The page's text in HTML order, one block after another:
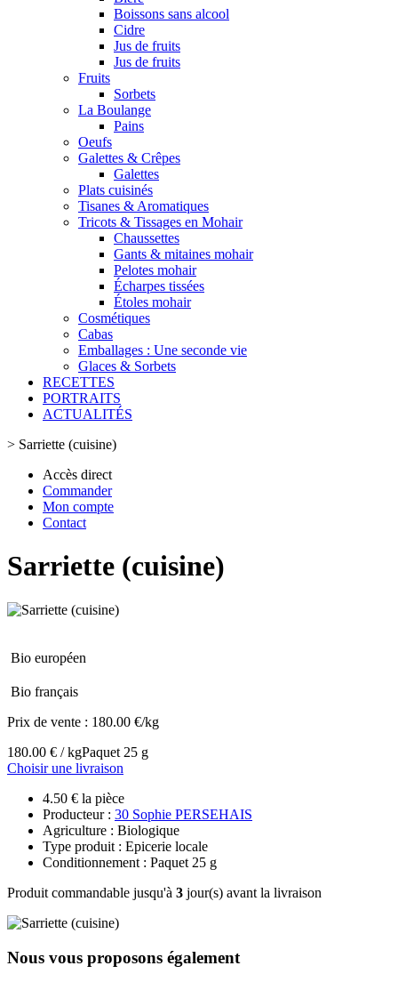
Boissons sans alcool
Cidre
Jus de fruits
Jus de fruits
Fruits
Sorbets
La Boulange
Pains
Oeufs
Galettes & Crêpes
Galettes
Plats cuisinés
Tisanes & Aromatiques
Tricots & Tissages en Mohair
Chaussettes
Gants & mitaines mohair
Pelotes mohair
Écharpes tissées
Étoles mohair
Cosmétiques
Cabas
Emballages : Une seconde vie
Glaces & Sorbets
RECETTES
PORTRAITS
ACTUALITÉS
> Sarriette (cuisine)
Accès direct
Commander
Mon compte
Contact
Sarriette (cuisine)
Bio européen
Bio français
Prix de vente : 180.00 €/kg
180.00 € / kgPaquet 25 g
Choisir une livraison
4.50 € la pièce
Producteur : 30 Sophie PERSEHAIS
Agriculture : Biologique
Type produit : Epicerie locale
Conditionnement : Paquet 25 g
Produit commandable jusqu'à 3 jour(s) avant la livraison
Nous vous proposons également